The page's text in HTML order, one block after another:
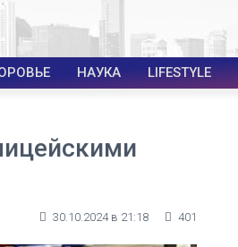
НАУКА LIFESTYLE
30.10.2024 в 21:18 401